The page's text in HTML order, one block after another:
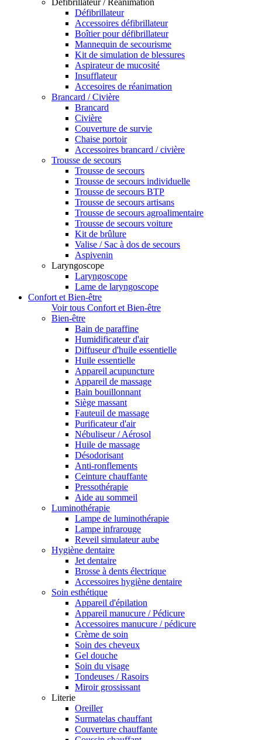
Défibrillateur / Réanimation
Défibrillateur
Accessoires défibrillateur
Boîtier pour défibrillateur
Mannequin de secourisme
Kit de simulation de blessures
Aspirateur de mucosité
Insufflateur
Accesoires de réanimation
Brancard / Civière
Brancard
Civière
Couverture de survie
Chaise portoir
Accessoires brancard / civière
Trousse de secours
Trousse de secours
Trousse de secours individuelle
Trousse de secours BTP
Trousse de secours artisans
Trousse de secours agroalimentaire
Trousse de secours voiture
Kit de brûlure
Valise / Sac à dos de secours
Aspivenin
Laryngoscope
Laryngoscope
Lame de laryngoscope
Confort et Bien-être
Voir tous Confort et Bien-être
Bien-être
Bain de paraffine
Humidificateur d'air
Diffuseur d'huile essentielle
Huile essentielle
Appareil acupuncture
Appareil de massage
Bain bouillonnant
Siège massant
Fauteuil de massage
Purificateur d'air
Nébuliseur / Aérosol
Huile de massage
Désodorisant
Anti-ronflements
Ceinture chauffante
Pressothérapie
Aide au sommeil
Luminothérapie
Lampe de luminothérapie
Lampe infrarouge
Reveil simulateur aube
Hygiène dentaire
Jet dentaire
Brosse à dents électrique
Accessoires hygiène dentaire
Soin esthétique
Appareil d'épilation
Appareil manucure / Pédicure
Accessoires manucure / pédicure
Crème de soin
Soin des cheveux
Gel douche
Soin du visage
Tondeuses / Rasoirs
Miroir grossissant
Literie
Oreiller
Surmatelas chauffant
Couverture chauffante